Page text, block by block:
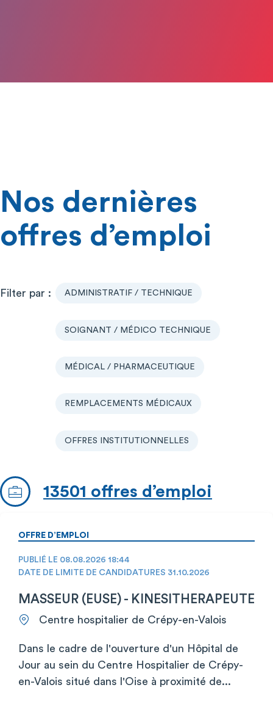
Nos dernières
offres d’emploi
ADMINISTRATIF / TECHNIQUE
SOIGNANT / MÉDICO TECHNIQUE
MÉDICAL / PHARMACEUTIQUE
REMPLACEMENTS MÉDICAUX
OFFRES INSTITUTIONNELLES
13501 offres d’emploi
OFFRE D’EMPLOI
PUBLIÉ LE 08.08.2026 18:44
DATE DE LIMITE DE CANDIDATURES 31.10.2026
MASSEUR (EUSE) - KINESITHERAPEUTE
Centre hospitalier de Crépy-en-Valois
Dans le cadre de l'ouverture d'un Hôpital de
Jour au sein du Centre Hospitalier de Crépy-
en-Valois situé dans l'Oise à proximité de...